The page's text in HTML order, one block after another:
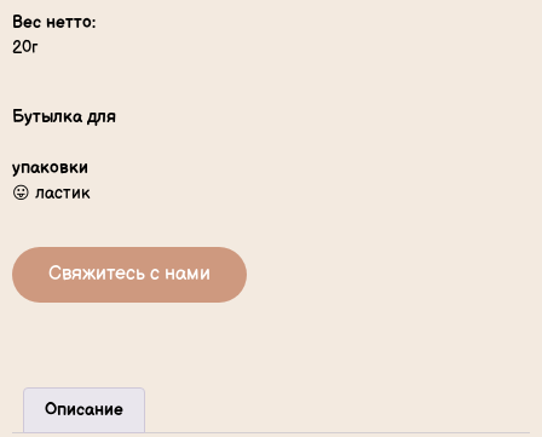
Вес нетто:
20г
Бутылка для
упаковки
😛 ластик
Свяжитесь с нами
Описание